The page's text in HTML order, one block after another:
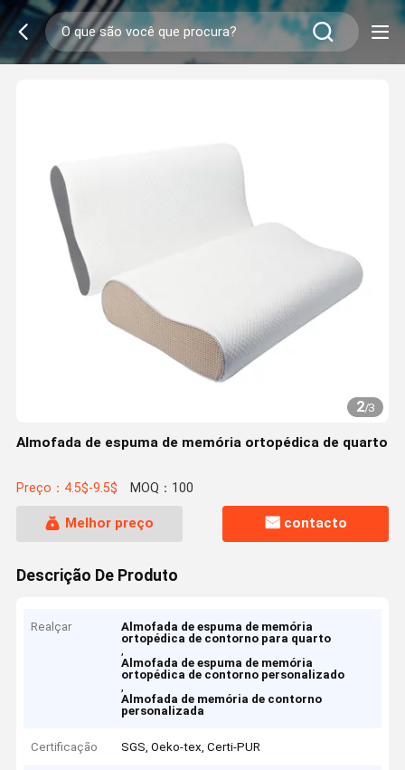
2/3
Almofada de espuma de memória ortopédica de quarto
Preço：4.5$-9.5$ MOQ：100
Melhor preço contacto
Descrição De Produto
Realçar
Almofada de espuma de memória
ortopédica de contorno para quarto
,
Almofada de espuma de memória
ortopédica de contorno personalizado
,
Almofada de memória de contorno
personalizada
Certificação SGS, Oeko-tex, Certi-PUR